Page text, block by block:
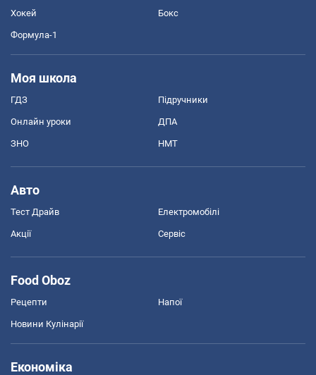
Хокей Бокс
Формула-1
Моя школа
ГДЗ Підручники
Онлайн уроки ДПА
ЗНО НМТ
Авто
Тест Драйв Електромобілі
Акції Сервіс
Food Oboz
Рецепти Напої
Новини Кулінарії
Економіка